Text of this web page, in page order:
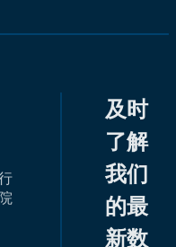
及时
了解
我们
的最
新数